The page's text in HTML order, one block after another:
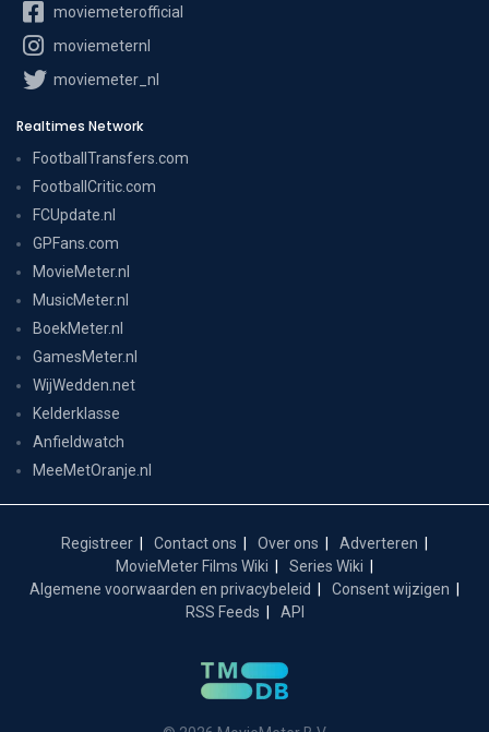
moviemeterofficial
moviemeternl
moviemeter_nl
Realtimes Network
FootballTransfers.com
FootballCritic.com
FCUpdate.nl
GPFans.com
MovieMeter.nl
MusicMeter.nl
BoekMeter.nl
GamesMeter.nl
WijWedden.net
Kelderklasse
Anfieldwatch
MeeMetOranje.nl
Registreer Contact ons Over ons
Adverteren
MovieMeter Films Wiki
Series Wiki
Algemene voorwaarden en privacybeleid
Consent wijzigen
RSS Feeds
API